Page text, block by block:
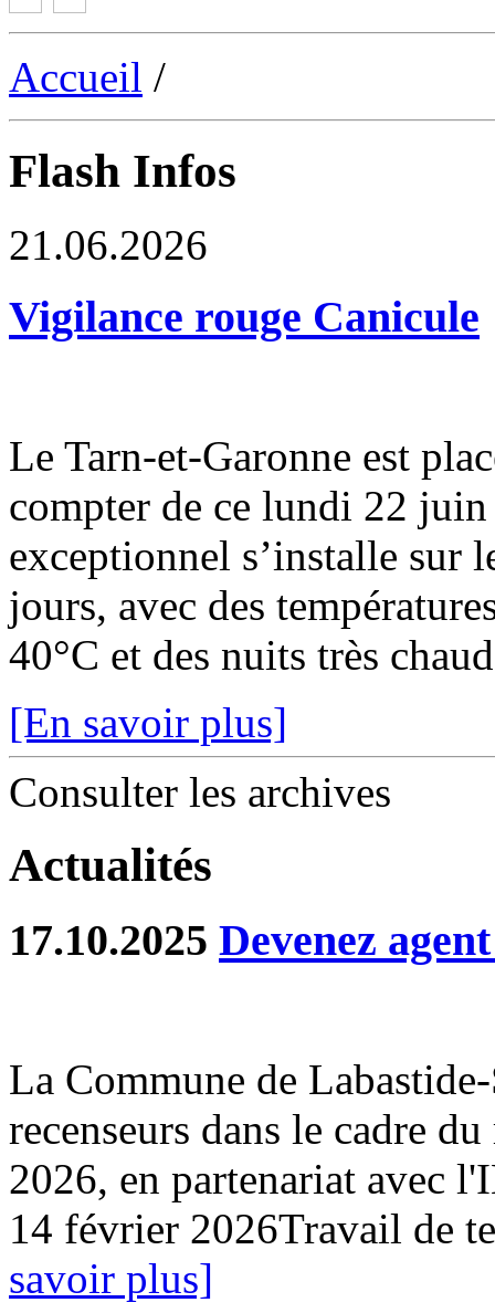
Accueil /
Flash Infos
21.06.2026
Vigilance rouge Canicule
Le Tarn-et-Garonne est
compter de ce lundi 22
exceptionnel s’installe sur
jours, avec des
40°C et des nuits très
[En savoir plus]
Consulter les archives
Actualités
17.10.2025 Devenez
La Commune de
recenseurs dans le cadre
2026, en partenariat avec
14 février 2026Travail de
savoir plus]